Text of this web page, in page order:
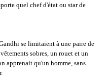
quel chef d'état ou star de
se limitaient à une paire de
sobres, un rouet et un
apprenait qu'un homme, sans